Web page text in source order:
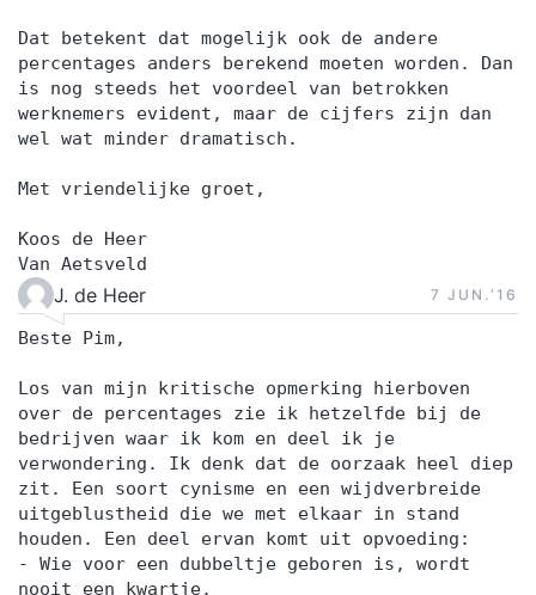
Dat betekent dat mogelijk ook de andere
percentages anders berekend moeten worden. Dan
is nog steeds het voordeel van betrokken
werknemers evident, maar de cijfers zijn dan
wel wat minder dramatisch.
Met vriendelijke groet,
Koos de Heer
Van Aetsveld
J. de Heer 7 JUN.‘16
Beste Pim,
Los van mijn kritische opmerking hierboven
over de percentages zie ik hetzelfde bij de
bedrijven waar ik kom en deel ik je
verwondering. Ik denk dat de oorzaak heel diep
zit. Een soort cynisme en een wijdverbreide
uitgeblustheid die we met elkaar in stand
houden. Een deel ervan komt uit opvoeding:
- Wie voor een dubbeltje geboren is, wordt
nooit een kwartje.